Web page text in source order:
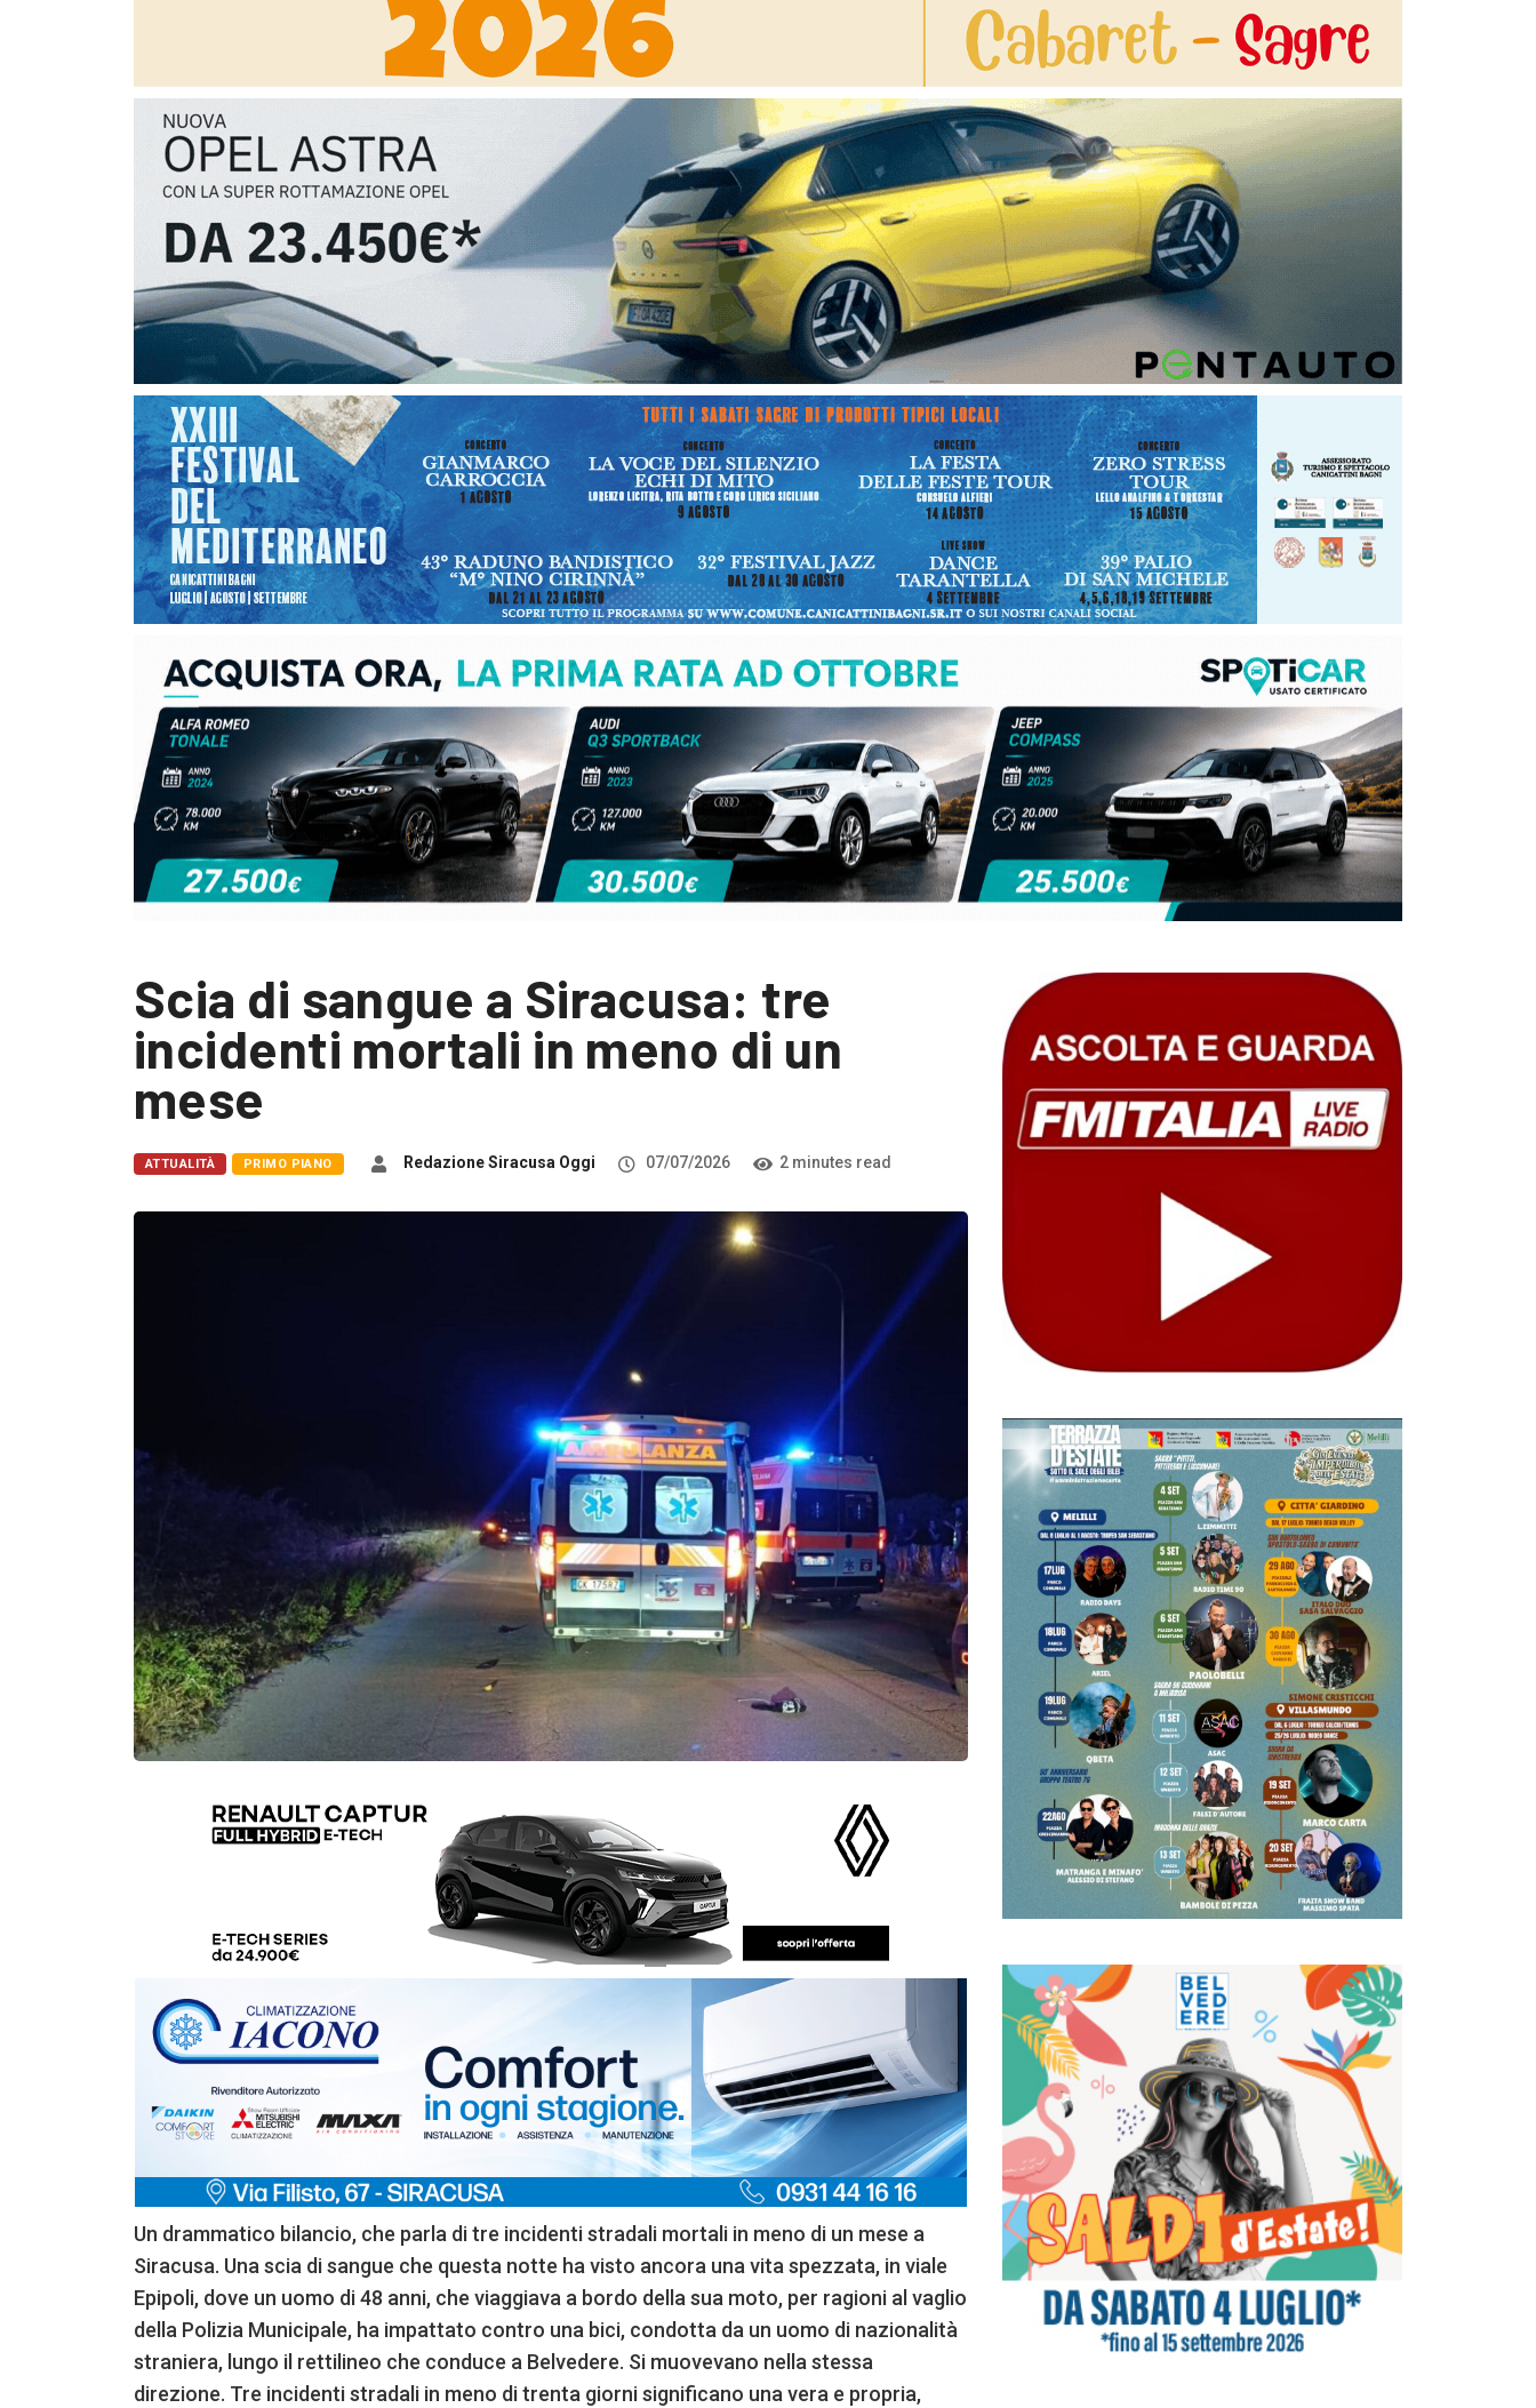
Scia di sangue a Siracusa: tre
incidenti mortali in meno di un
mese
ATTUALITÀ PRIMO PIANO Redazione Siracusa Oggi 07/07/2026 2 minutes read
Un drammatico bilancio, che parla di tre incidenti stradali mortali in meno di un mese a
Siracusa. Una scia di sangue che questa notte ha visto ancora una vita spezzata, in viale
Epipoli, dove un uomo di 48 anni, che viaggiava a bordo della sua moto, per ragioni al vaglio
della Polizia Municipale, ha impattato contro una bici, condotta da un uomo di nazionalità
straniera, lungo il rettilineo che conduce a Belvedere. Si muovevano nella stessa
direzione. Tre incidenti stradali in meno di trenta giorni significano una vera e propria,